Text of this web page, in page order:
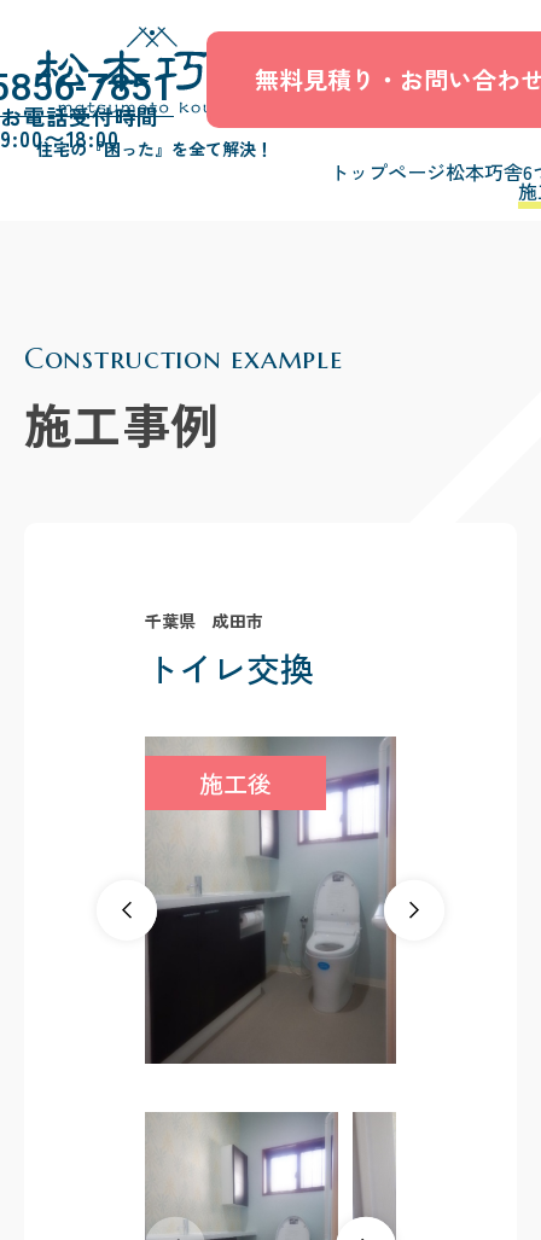
住宅の『困った』を全て解決！
無料見積り・お問い合わ
トップページ松本巧舎6
7851
お電話受付時間
9:00〜18:00
Construction example
施工事例
千葉県 成田市
トイレ交換
施工後